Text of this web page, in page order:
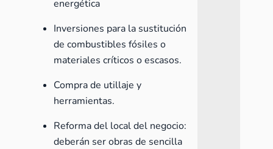
energética
Inversiones para la sustitución
de combustibles fósiles o
materiales críticos o escasos.
Compra de utillaje y
herramientas.
Reforma del local del negocio:
deberán ser obras de sencilla